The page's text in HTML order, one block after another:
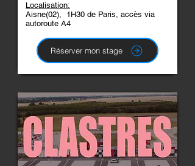
Localisation:
Aisne(02), 1H30 de Paris, accès via
autoroute A4​
Réserver mon stage